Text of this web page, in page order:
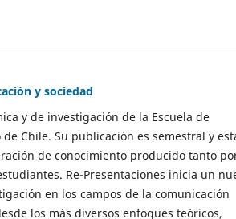
y sociedad
y de investigación de la Escuela de
Chile. Su publicación es semestral y
de conocimiento producido tanto
Re-Presentaciones inicia un
en los campos de la comunicación
los más diversos enfoques teóricos,